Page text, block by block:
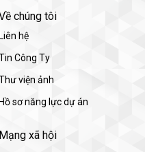
chúng tôi
Liên hệ
Công Ty
viện ảnh
Hồ sơ năng lực dự án
Mạng xã hội